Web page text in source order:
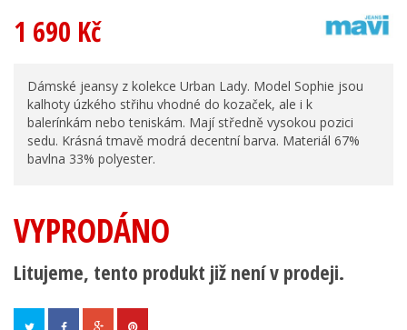
1 690 Kč
Dámské jeansy z kolekce Urban Lady. Model Sophie jsou
kalhoty úzkého střihu vhodné do kozaček, ale i k
balerínkám nebo teniskám. Mají středně vysokou pozici
sedu. Krásná tmavě modrá decentní barva. Materiál 67%
bavlna 33% polyester.
VYPRODÁNO
Litujeme, tento produkt již není v prodeji.